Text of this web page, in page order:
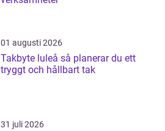
01 augusti 2026
Takbyte luleå så planerar du ett
tryggt och hållbart tak
31 juli 2026